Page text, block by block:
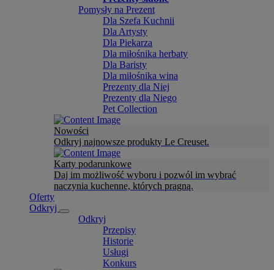
Pomysły na Prezent
Dla Szefa Kuchnii
Dla Artysty
Dla Piekarza
Dla miłośnika herbaty
Dla Baristy
Dla miłośnika wina
Prezenty dla Niej
Prezenty dla Niego
Pet Collection
Nowości
Odkryj najnowsze produkty Le Creuset.
Karty podarunkowe
Daj im możliwość wyboru i pozwól im wybrać
naczynia kuchenne, których pragną.
Oferty
Odkryj
Odkryj
Przepisy
Historie
Usługi
Konkurs